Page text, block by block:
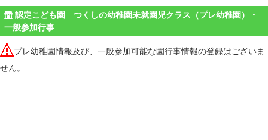
認定こども園 つくしの幼稚園未就園児クラス（プレ幼稚園）・
一般参加行事
プレ幼稚園情報及び、一般参加可能な園行事情報の登録はございま
せん。